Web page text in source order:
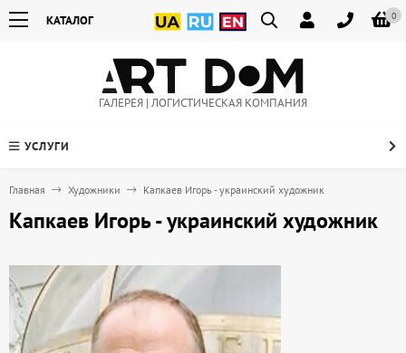
0
КАТАЛОГ
ГАЛЕРЕЯ | ЛОГИСТИЧЕСКАЯ КОМПАНИЯ
УСЛУГИ
Главная Художники Капкаев Игорь - украинский художник
Капкаев Игорь - украинский художник